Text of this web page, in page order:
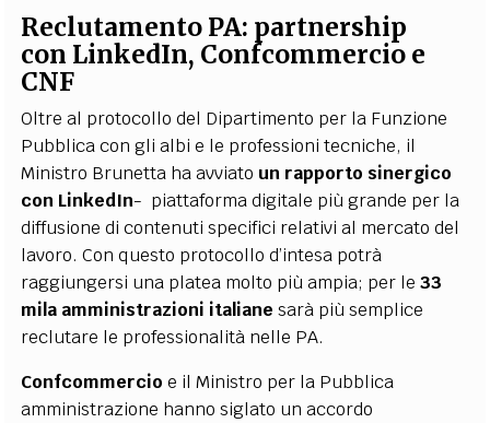
Reclutamento PA: partnership
con LinkedIn, Confcommercio e
CNF
Oltre al protocollo del Dipartimento per la Funzione
Pubblica con gli albi e le professioni tecniche, il
Ministro Brunetta ha avviato un rapporto sinergico
con LinkedIn- piattaforma digitale più grande per la
diffusione di contenuti specifici relativi al mercato del
lavoro. Con questo protocollo d’intesa potrà
raggiungersi una platea molto più ampia; per le33
mila amministrazioni italiane sarà più semplice
reclutare le professionalità nelle PA.
Confcommercio e il Ministro per la Pubblica
amministrazione hanno siglato un accordo